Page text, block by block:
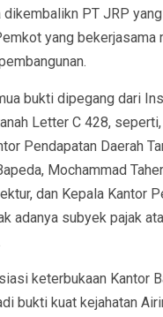
PT JRP
yang bekerjasama
bukti dipegang dari
Letter C 428,
Pendapatan Daerah
Mochammad
dan Kepala Kantor
adanya subyek pajak
keterbukaan Kantor
bukti kuat kejahatan